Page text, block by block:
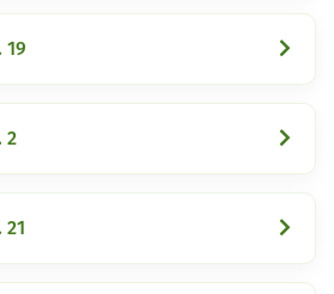
19
2